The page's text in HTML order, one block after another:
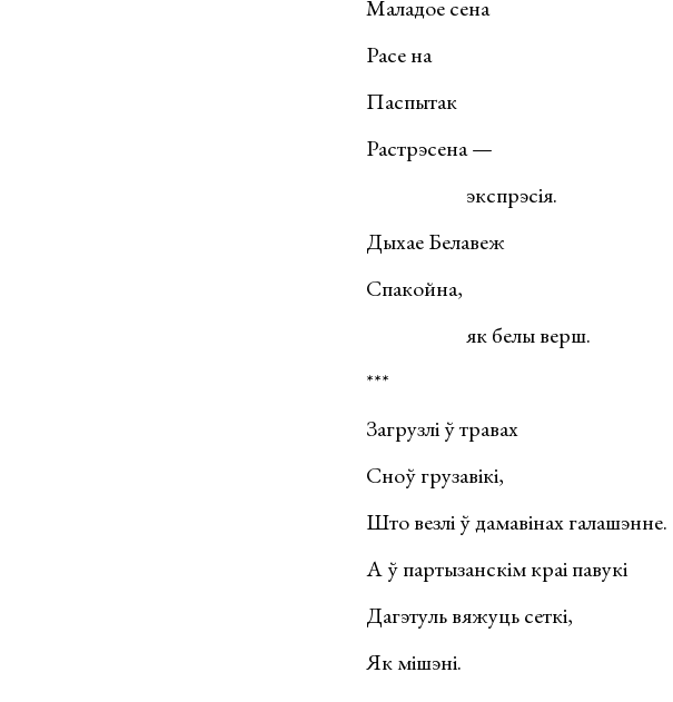
Маладое сена
Расе на
Паспытак
Растрэсена —
экспрэсія.
Дыхае Белавеж
Спакойна,
як белы верш.
***
Загрузлі ў травах
Сноў грузавікі,
Што везлі ў дамавінах галашэнне.
А ў партызанскім краі павукі
Дагэтуль вяжуць сеткі,
Як мішэні.